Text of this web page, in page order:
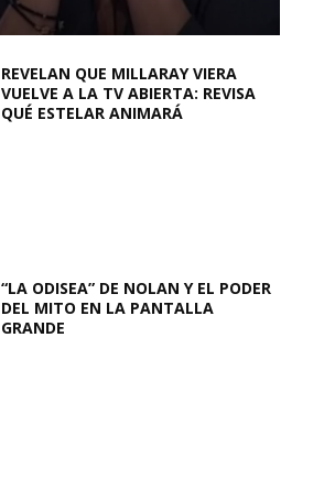
REVELAN QUE MILLARAY VIERA
VUELVE A LA TV ABIERTA: REVISA
QUÉ ESTELAR ANIMARÁ
“LA ODISEA” DE NOLAN Y EL PODER
DEL MITO EN LA PANTALLA
GRANDE